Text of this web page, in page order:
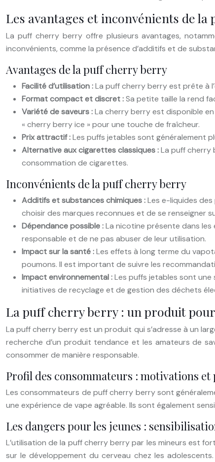
Les avantages et inconvénients de
La puff cherry berry offre plusieurs avantages,
inconvénients, comme la présence d’additifs et de
Avantages de la puff cherry berry
Facilité d’utilisation :La puff cherry berry est prête à
Format compact et discret :Sa petite taille la rend
Variété de saveurs :La cherry berry est disponible
« cherry berry ice » pour une touche de fraîcheur.
Prix attractif :Les puffs jetables sont généralement
Alternative aux cigarettes classiques :La puff cherry
consommation de cigarettes.
Inconvénients de la puff cherry berry
Additifs et substances chimiques :Les e-liquides
choisir des marques reconnues et de se renseigner
Dépendance possible :La nicotine présente dans
responsable et de ne pas abuser de leur utilisation.
Impact sur la santé :Les effets à long terme du
poumons. Il est important de suivre les
Impact environnemental :Les puffs jetables sont une
initiatives de recyclage et de gestion des déchets
La puff cherry berry : un produit
La puff cherry berry est un produit qui s’adresse à un
recherche d’un produit tendance et les amateurs de
consommer de manière responsable.
Profil des consommateurs : motivations et
Les consommateurs de puff cherry berry sont
une expérience de vape agréable. Ils sont également
Les dangers pour les jeunes :
L’utilisation de la puff cherry berry par les mineurs est
sur le développement du cerveau chez les